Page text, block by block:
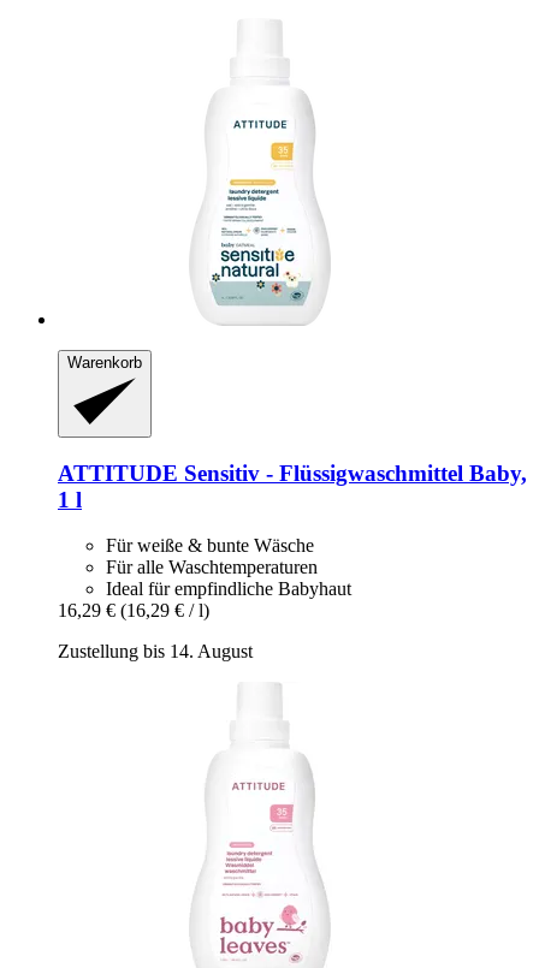
Warenkorb
ATTITUDE Sensitiv -​ Flüssigwaschmittel Baby,
1 l
Für weiße & bunte Wäsche
Für alle Waschtemperaturen
Ideal für empfindliche Babyhaut
16,29 € (16,29 € / l)
Zustellung bis 14. August